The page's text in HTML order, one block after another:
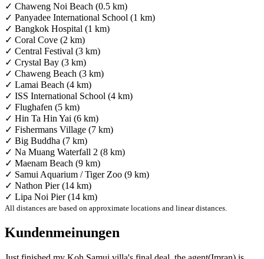
✓ Chaweng Noi Beach (0.5 km)
✓ Panyadee International School (1 km)
✓ Bangkok Hospital (1 km)
✓ Coral Cove (2 km)
✓ Central Festival (3 km)
✓ Crystal Bay (3 km)
✓ Chaweng Beach (3 km)
✓ Lamai Beach (4 km)
✓ ISS International School (4 km)
✓ Flughafen (5 km)
✓ Hin Ta Hin Yai (6 km)
✓ Fishermans Village (7 km)
✓ Big Buddha (7 km)
✓ Na Muang Waterfall 2 (8 km)
✓ Maenam Beach (9 km)
✓ Samui Aquarium / Tiger Zoo (9 km)
✓ Nathon Pier (14 km)
✓ Lipa Noi Pier (14 km)
All distances are based on approximate locations and linear distances.
Kundenmeinungen